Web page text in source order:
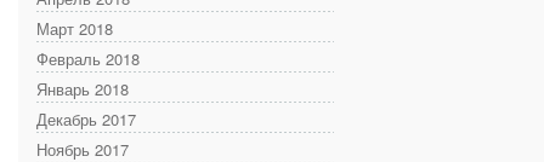
Март 2018
Февраль 2018
Январь 2018
Декабрь 2017
Ноябрь 2017